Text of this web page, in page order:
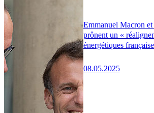
Emmanuel Macron
prônent un «
énergétiques
08.05.2025